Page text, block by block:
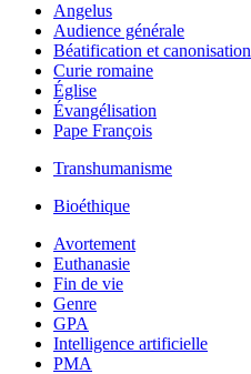
Angelus
Audience générale
Béatification et canonisation
Curie romaine
Église
Évangélisation
Pape François
Transhumanisme
Bioéthique
Avortement
Euthanasie
Fin de vie
Genre
GPA
Intelligence artificielle
PMA